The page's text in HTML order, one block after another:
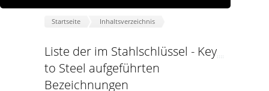
Startseite Inhaltsverzeichnis
Liste der im Stahlschlüssel - Key
to Steel aufgeführten
Bezeichnungen